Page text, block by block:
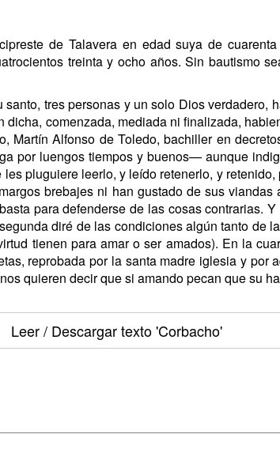
de Talavera en edad suya de
treinta y ocho años. Sin bautismo
tres personas y un solo Dios verdadero,
comenzada, mediada ni finalizada,
Martín Alfonso de Toledo, bachiller en
por luengos tiempos y buenos— aunque
pluguiere leerlo, y leído retenerlo, y
brebajes ni han gustado de sus
para defenderse de las cosas contrarias.
diré de las condiciones algún tanto de
tienen para amar o ser amados). En la
reprobada por la santa madre iglesia y
quieren decir que si amando pecan que su
Leer / Descargar texto'Corbacho'